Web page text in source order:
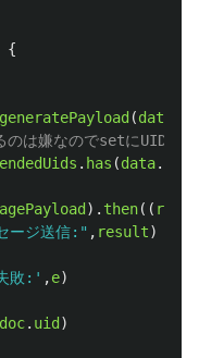
{
generatePayload (data
は嫌なのでsetにUIDを入
. has (data.
). then((
ージ送信: " , result)
敗: ' ,e)
doc. uid )